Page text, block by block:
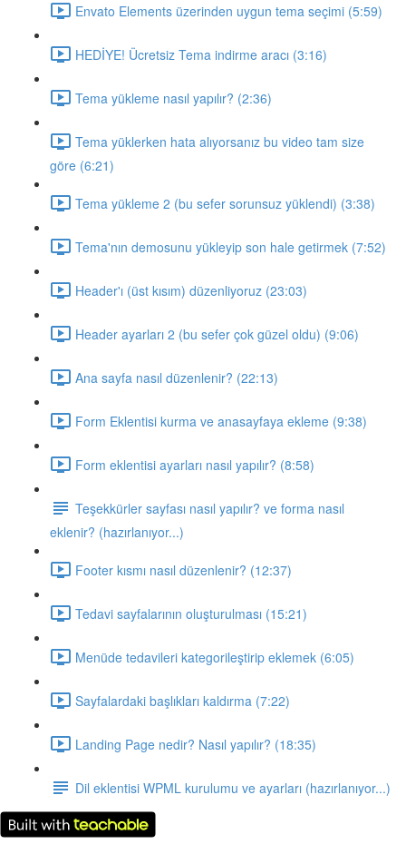
Envato Elements üzerinden uygun tema seçimi (5:59)
HEDİYE! Ücretsiz Tema indirme aracı (3:16)
Tema yükleme nasıl yapılır? (2:36)
Tema yüklerken hata alıyorsanız bu video tam size
göre (6:21)
Tema yükleme 2 (bu sefer sorunsuz yüklendi) (3:38)
Tema'nın demosunu yükleyip son hale getirmek (7:52)
Header'ı (üst kısım) düzenliyoruz (23:03)
Header ayarları 2 (bu sefer çok güzel oldu) (9:06)
Ana sayfa nasıl düzenlenir? (22:13)
Form Eklentisi kurma ve anasayfaya ekleme (9:38)
Form eklentisi ayarları nasıl yapılır? (8:58)
Teşekkürler sayfası nasıl yapılır? ve forma nasıl
eklenir? (hazırlanıyor...)
Footer kısmı nasıl düzenlenir? (12:37)
Tedavi sayfalarının oluşturulması (15:21)
Menüde tedavileri kategorileştirip eklemek (6:05)
Sayfalardaki başlıkları kaldırma (7:22)
Landing Page nedir? Nasıl yapılır? (18:35)
Dil eklentisi WPML kurulumu ve ayarları (hazırlanıyor...)